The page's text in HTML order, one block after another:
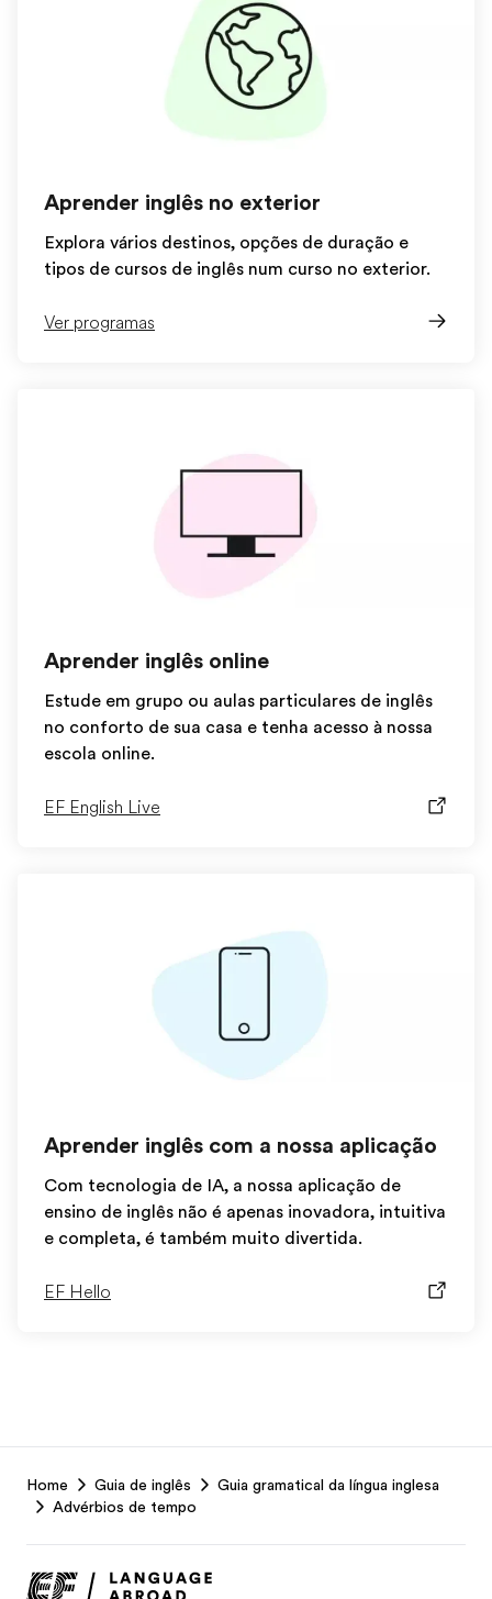
Aprender inglês no exterior
Explora vários destinos, opções de duração e
tipos de cursos de inglês num curso no exterior.
Ver programas
Aprender inglês online
Estude em grupo ou aulas particulares de inglês
no conforto de sua casa e tenha acesso à nossa
escola online.
EF English Live
Aprender inglês com a nossa aplicação
Com tecnologia de IA, a nossa aplicação de
ensino de inglês não é apenas inovadora, intuitiva
e completa, é também muito divertida.
EF Hello
Footer
Home Guia de inglês
Guia gramatical da língua inglesa
Advérbios de tempo